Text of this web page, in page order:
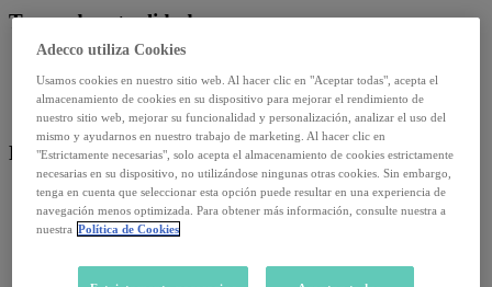
Temas de actualidad:
Reskilling y upskilling
Salud emocional y post-pandemia
Recursos:
Artículos
Infografías
Informes
Podcast
Adecco utiliza Cookies
Usamos cookies en nuestro sitio web. Al hacer clic en "Aceptar todas", acepta el
almacenamiento de cookies en su dispositivo para mejorar el rendimiento de
nuestro sitio web, mejorar su funcionalidad y personalización, analizar el uso del
mismo y ayudarnos en nuestro trabajo de marketing. Al hacer clic en
"Estrictamente necesarias", solo acepta el almacenamiento de cookies estrictamente
necesarias en su dispositivo, no utilizándose ningunas otras cookies. Sin embargo,
tenga en cuenta que seleccionar esta opción puede resultar en una experiencia de
navegación menos optimizada. Para obtener más información, consulte nuestra a
nuestra Política de Cookies